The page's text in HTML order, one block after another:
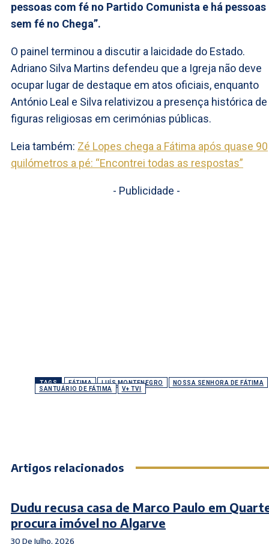
pessoas com fé no Partido Comunista e há pessoas
sem fé no Chega”.
O painel terminou a discutir a laicidade do Estado.
Adriano Silva Martins defendeu que a Igreja não deve
ocupar lugar de destaque em atos oficiais, enquanto
António Leal e Silva relativizou a presença histórica de
figuras religiosas em cerimónias públicas.
Leia também: Zé Lopes chega a Fátima após quase 90
quilómetros a pé: “Encontrei todas as respostas”
- Publicidade -
TAGS FÁTIMA LUÍS MONTENEGRO
NOSSA SENHORA DE FÁTIMA
SANTUÁRIO DE FÁTIMA
V+ TVI
Artigos relacionados
Dudu recusa casa de Marco Paulo em
procura imóvel no Algarve
30 De Julho, 2026